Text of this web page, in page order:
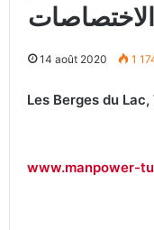
14 août 2020 1
Les Berges du
www.manpower-